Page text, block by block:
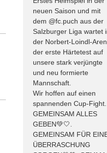
neuen Saison und mit
dem @fc.puch aus der
Salzburger Liga wartet
der Norbert-Loindl-
der erste Härtetest auf
unsere stark verjüngte
und neu formierte
Mannschaft.
Wir hoffen auf einen
spannenden Cup-Fight.
GEMEINSAM ALLES
GEBEN💚🤍.
GEMEINSAM FÜR
ÜBERRASCHUNG